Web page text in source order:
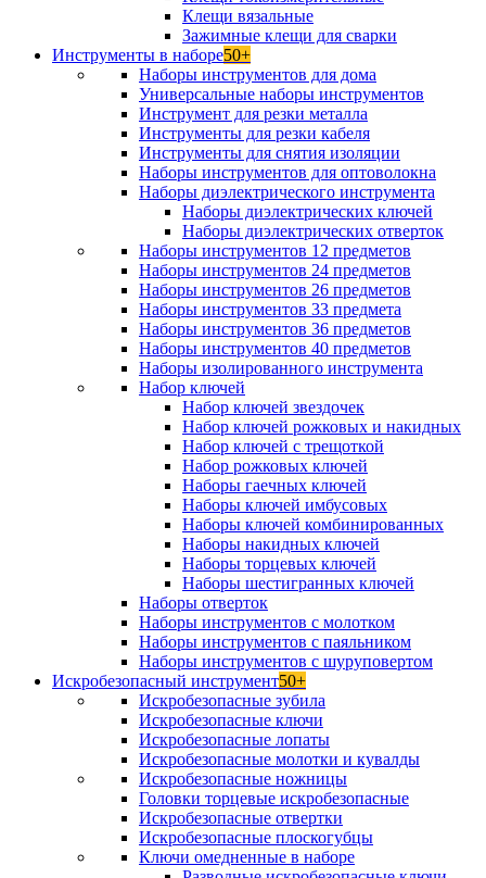
Клещи вязальные
Зажимные клещи для сварки
Инструменты в наборе50+
Наборы инструментов для дома
Универсальные наборы инструментов
Инструмент для резки металла
Инструменты для резки кабеля
Инструменты для снятия изоляции
Наборы инструментов для оптоволокна
Наборы диэлектрического инструмента
Наборы диэлектрических ключей
Наборы диэлектрических отверток
Наборы инструментов 12 предметов
Наборы инструментов 24 предметов
Наборы инструментов 26 предметов
Наборы инструментов 33 предмета
Наборы инструментов 36 предметов
Наборы инструментов 40 предметов
Наборы изолированного инструмента
Набор ключей
Набор ключей звездочек
Набор ключей рожковых и накидных
Набор ключей с трещоткой
Набор рожковых ключей
Наборы гаечных ключей
Наборы ключей имбусовых
Наборы ключей комбинированных
Наборы накидных ключей
Наборы торцевых ключей
Наборы шестигранных ключей
Наборы отверток
Наборы инструментов с молотком
Наборы инструментов с паяльником
Наборы инструментов с шуруповертом
Искробезопасный инструмент50+
Искробезопасные зубила
Искробезопасные ключи
Искробезопасные лопаты
Искробезопасные молотки и кувалды
Искробезопасные ножницы
Головки торцевые искробезопасные
Искробезопасные отвертки
Искробезопасные плоскогубцы
Ключи омедненные в наборе